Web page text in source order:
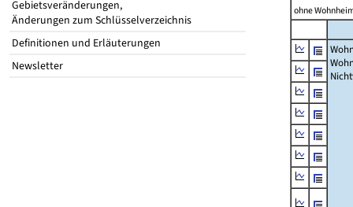
Gebietsveränderungen,
Änderungen zum Schlüsselverzeichnis
Definitionen und Erläuterungen
Newsletter
ohne